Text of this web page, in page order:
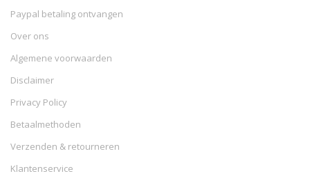
Paypal betaling ontvangen
Over ons
Algemene voorwaarden
Disclaimer
Privacy Policy
Betaalmethoden
Verzenden & retourneren
Klantenservice